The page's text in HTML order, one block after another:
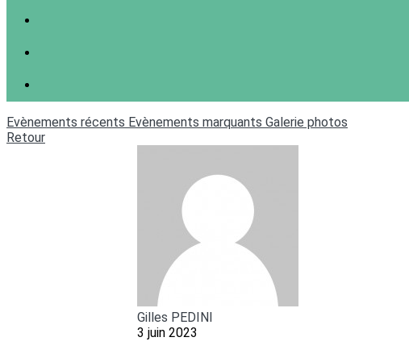
Evènements récents Evènements marquants Galerie photos
Retour
Gilles PEDINI
3 juin 2023